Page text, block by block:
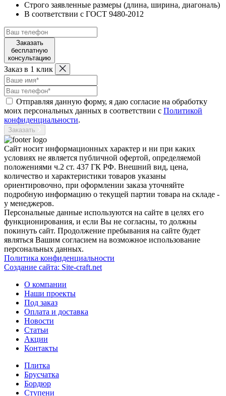
Строго заявленные размеры (длина, ширина, диагональ)
В соответствии с ГОСТ 9480-2012
Заказать
бесплатную
консультацию
Заказ в 1 клик
Отправляя данную форму, я даю согласие на обработку
моих персональных данных в соответствии с Политикой
конфиденциальности.
Заказать
Сайт носит информационных характер и ни при каких
условиях не является публичной офертой, определяемой
положениями ч.2 ст. 437 ГК РФ. Внешний вид, цена,
количество и характеристики товаров указаны
ориентировочно, при оформлении заказа уточняйте
подробную информацию о текущей партии товара на складе -
у менеджеров.
Персональные данные используются на сайте в целях его
функционирования, и если Вы не согласны, то должны
покинуть сайт. Продолжение пребывания на сайте будет
являться Вашим согласием на возможное использование
персональных данных.
Политика конфиденциальности
Создание сайтa: Site-craft.net
О компании
Наши проекты
Под заказ
Оплата и доставка
Новости
Статьи
Акции
Контакты
Плитка
Брусчатка
Бордюр
Ступени